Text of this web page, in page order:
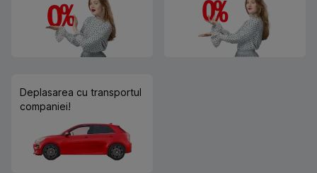
Deplasarea cu transportul
companiei!